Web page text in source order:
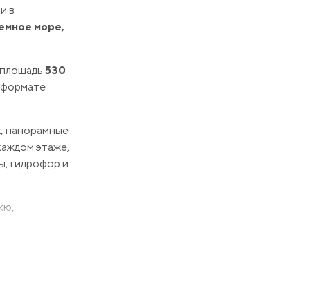
в
море,
530
формате
, панорамные
этаже,
гидрофор и